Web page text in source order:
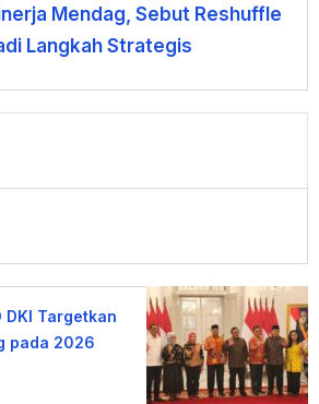
Mendag, Sebut Reshuffle
Langkah Strategis
DKI Targetkan
pada 2026